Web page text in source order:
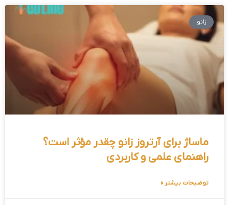
زانو
ماساژ برای آرتروز زانو چقدر مؤثر است؟
راهنمای علمی و کاربردی
توضیحات بیشتر »